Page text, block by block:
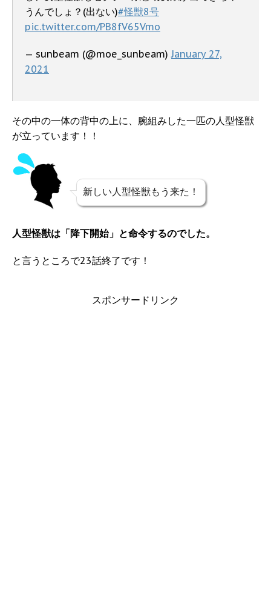
うんでしょ？(出ない)#怪獣8号
pic.twitter.com/PB8fV65Vmo
— sunbeam (@moe_sunbeam)January 27,
2021
その中の一体の背中の上に、腕組みした一匹の人型怪獣
が立っています！！
新しい人型怪獣もう来た！
人型怪獣は「降下開始」と命令するのでした。
と言うところで23話終了です！
スポンサードリンク